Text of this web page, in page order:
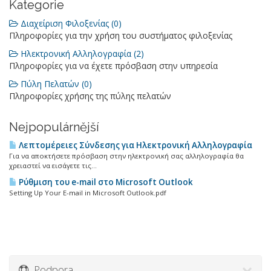
Kategorie
Διαχείριση Φιλοξενίας (0)
Πληροφορίες για την χρήση του συστήματος φιλοξενίας
Ηλεκτρονική Αλληλογραφία (2)
Πληροφορίες για να έχετε πρόσβαση στην υπηρεσία
Πύλη Πελατών (0)
Πληροφορίες χρήσης της πύλης πελατών
Nejpopulárnější
Λεπτομέρειες Σύνδεσης για Ηλεκτρονική Αλληλογραφία
Για να αποκτήσετε πρόσβαση στην ηλεκτρονική σας αλληλογραφία θα
χρειαστεί να εισάγετε τις...
Ρύθμιση του e-mail στο Microsoft Outlook
Setting Up Your E-mail in Microsoft Outlook.pdf